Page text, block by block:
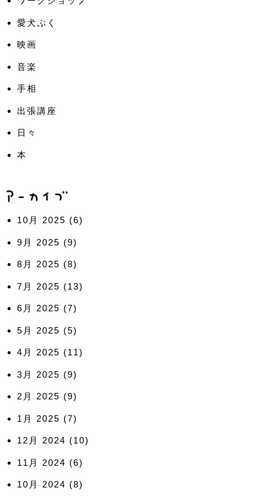
愛犬ぷく
映画
音楽
手相
出張講座
日々
本
10月 2025 (6)
9月 2025 (9)
8月 2025 (8)
7月 2025 (13)
6月 2025 (7)
5月 2025 (5)
4月 2025 (11)
3月 2025 (9)
2月 2025 (9)
1月 2025 (7)
12月 2024 (10)
11月 2024 (6)
10月 2024 (8)